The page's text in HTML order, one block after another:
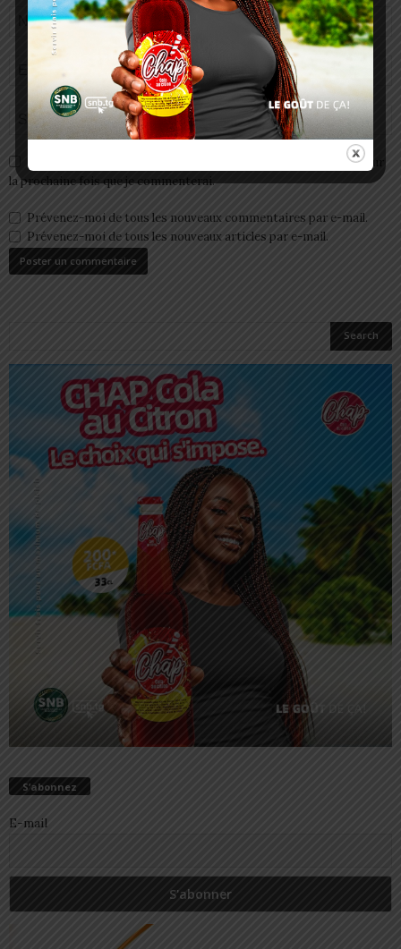
Enregistrer mon nom, email et site web dans ce navigateur pour
la prochaine fois que je commenterai.
Prévenez-moi de tous les nouveaux commentaires par e-mail.
Prévenez-moi de tous les nouveaux articles par e-mail.
S’abonnez
E-mail